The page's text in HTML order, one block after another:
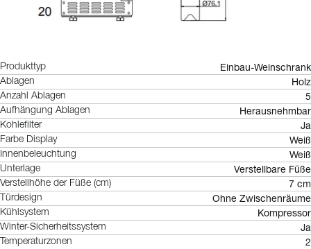
Produkttyp Einbau-Weinschrank
Ablagen Holz
Anzahl Ablagen 5
Aufhängung Ablagen Herausnehmbar
Kohlefilter Ja
Farbe Display Weiß
Innenbeleuchtung Weiß
Unterlage Verstellbare Füße
Verstellhöhe der Füße (cm) 7 cm
Türdesign Ohne Zwischenräume
Kühlsystem Kompressor
Winter-Sicherheitssystem Ja
Temperaturzonen 2